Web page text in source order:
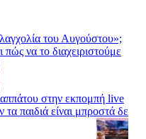
του Αυγούστου»;
πώς να το διαχειριστούμε
στην εκπομπή live
παιδιά είναι μπροστά δε